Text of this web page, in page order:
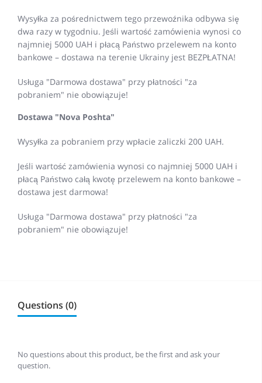
Wysyłka za pośrednictwem tego przewoźnika odbywa się
dwa razy w tygodniu. Jeśli wartość zamówienia wynosi co
najmniej 5000 UAH i płacą Państwo przelewem na konto
bankowe – dostawa na terenie Ukrainy jest BEZPŁATNA!
Usługa "Darmowa dostawa" przy płatności "za
pobraniem" nie obowiązuje!
Dostawa "Nova Poshta"
Wysyłka za pobraniem przy wpłacie zaliczki 200 UAH.
Jeśli wartość zamówienia wynosi co najmniej 5000 UAH i
płacą Państwo całą kwotę przelewem na konto bankowe –
dostawa jest darmowa!
Usługa "Darmowa dostawa" przy płatności "za
pobraniem" nie obowiązuje!
Questions (0)
No questions about this product, be the first and ask your
question.